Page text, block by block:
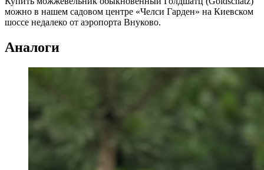
можно в нашем садовом центре «Челси Гарден» на Киевском
шоссе недалеко от аэропорта Внуково.
Аналоги